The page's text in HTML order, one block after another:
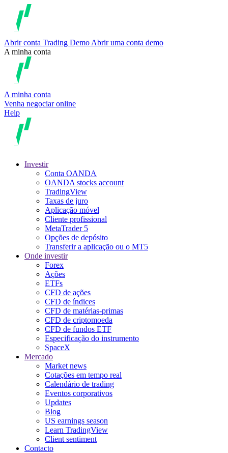
Abrir conta Trading Demo Abrir uma conta demo
A minha conta
A minha conta
Venha negociar online
Help
Investir
Conta OANDA
OANDA stocks account
TradingView
Taxas de juro
Aplicação móvel
Cliente profissional
MetaTrader 5
Opções de depósito
Transferir a aplicação ou o MT5
Onde investir
Forex
Ações
ETFs
CFD de ações
CFD de índices
CFD de matérias-primas
CFD de criptomoeda
CFD de fundos ETF
Especificação do instrumento
SpaceX
Mercado
Market news
Cotações em tempo real
Calendário de trading
Eventos corporativos
Updates
Blog
US earnings season
Learn TradingView
Client sentiment
Contacto